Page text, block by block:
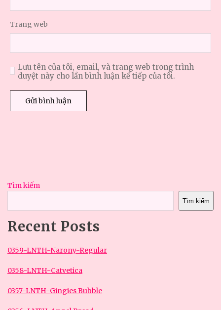
Trang web
Lưu tên của tôi, email, và trang web trong trình
duyệt này cho lần bình luận kế tiếp của tôi.
Tìm kiếm
Tìm kiếm
Recent Posts
0359-LNTH-Narony-Regular
0358-LNTH-Catvetica
0357-LNTH-Gingies Bubble